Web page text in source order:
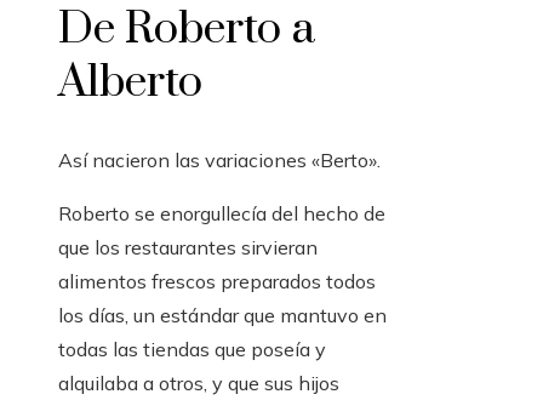
De Roberto a
Alberto
Así nacieron las variaciones «Berto».
Roberto se enorgullecía del hecho de
que los restaurantes sirvieran
alimentos frescos preparados todos
los días, un estándar que mantuvo en
todas las tiendas que poseía y
alquilaba a otros, y que sus hijos